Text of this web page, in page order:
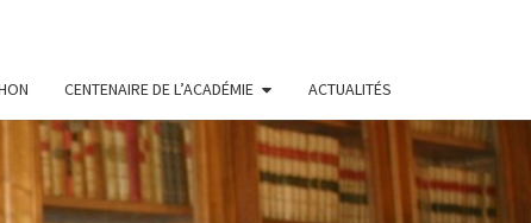
CENTENAIRE DE L’ACADÉMIE ACTUALITÉS